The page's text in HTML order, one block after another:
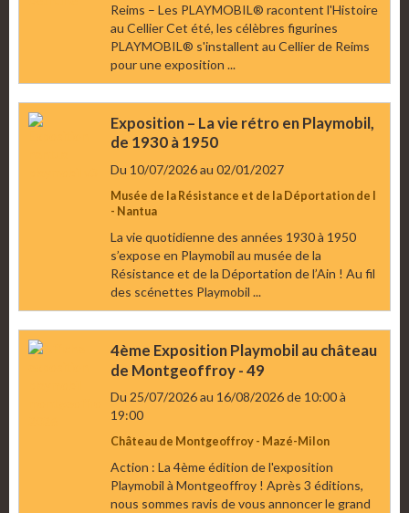
Reims – Les PLAYMOBIL® racontent l'Histoire
au Cellier Cet été, les célèbres figurines
PLAYMOBIL® s'installent au Cellier de Reims
pour une exposition ...
Exposition – La vie rétro en Playmobil,
de 1930 à 1950
Du 10/07/2026au 02/01/2027
Musée de la Résistance et de la Déportation de l
- Nantua
La vie quotidienne des années 1930 à 1950
s’expose en Playmobil au musée de la
Résistance et de la Déportation de l’Ain ! Au fil
des scénettes Playmobil ...
4ème Exposition Playmobil au château
de Montgeoffroy - 49
Du 25/07/2026au 16/08/2026de 10:00à
19:00
Château de Montgeoffroy - Mazé-Milon
Action : La 4ème édition de l'exposition
Playmobil à Montgeoffroy ! Après 3 éditions,
nous sommes ravis de vous annoncer le grand